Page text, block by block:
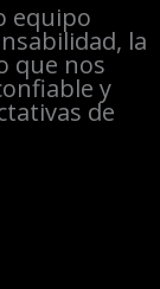
equipo
la
que nos
y
de